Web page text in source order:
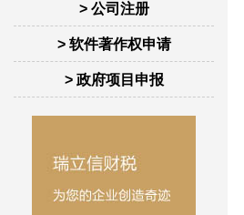
> 公司注册
> 软件著作权申请
> 政府项目申报